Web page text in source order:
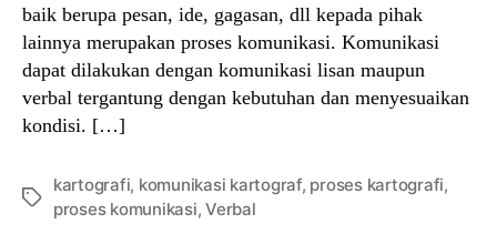
baik berupa pesan, ide, gagasan, dll kepada pihak
lainnya merupakan proses komunikasi. Komunikasi
dapat dilakukan dengan komunikasi lisan maupun
verbal tergantung dengan kebutuhan dan menyesuaikan
kondisi. […]
Tags
kartografi, komunikasi kartograf, proses kartografi,
proses komunikasi,Verbal